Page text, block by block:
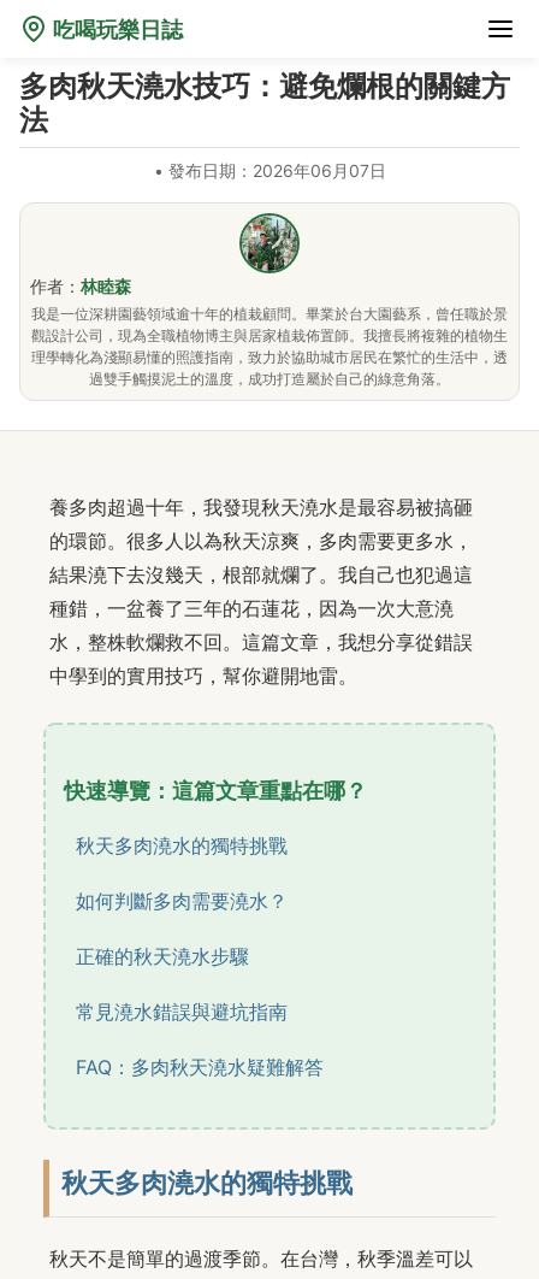
吃喝玩樂日誌
多肉秋天澆水技巧：避免爛根的關鍵方
法
• 發布日期：2026年06月07日
作者： 林睦森
我是一位深耕園藝領域逾十年的植栽顧問。畢業於台大園藝系，曾任職於景
觀設計公司，現為全職植物博主與居家植栽佈置師。我擅長將複雜的植物生
理學轉化為淺顯易懂的照護指南，致力於協助城市居民在繁忙的生活中，透
過雙手觸摸泥土的溫度，成功打造屬於自己的綠意角落。
養多肉超過十年，我發現秋天澆水是最容易被搞砸
的環節。很多人以為秋天涼爽，多肉需要更多水，
結果澆下去沒幾天，根部就爛了。我自己也犯過這
種錯，一盆養了三年的石蓮花，因為一次大意澆
水，整株軟爛救不回。這篇文章，我想分享從錯誤
中學到的實用技巧，幫你避開地雷。
快速導覽：這篇文章重點在哪？
秋天多肉澆水的獨特挑戰
如何判斷多肉需要澆水？
正確的秋天澆水步驟
常見澆水錯誤與避坑指南
FAQ：多肉秋天澆水疑難解答
秋天多肉澆水的獨特挑戰
秋天不是簡單的過渡季節。在台灣，秋季溫差可以